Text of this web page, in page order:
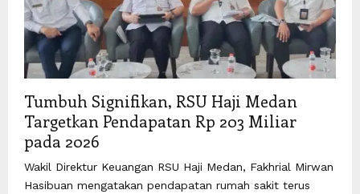
Tumbuh Signifikan, RSU Haji Medan
Targetkan Pendapatan Rp 203 Miliar
pada 2026
Wakil Direktur Keuangan RSU Haji Medan, Fakhrial Mirwan
Hasibuan mengatakan pendapatan rumah sakit terus